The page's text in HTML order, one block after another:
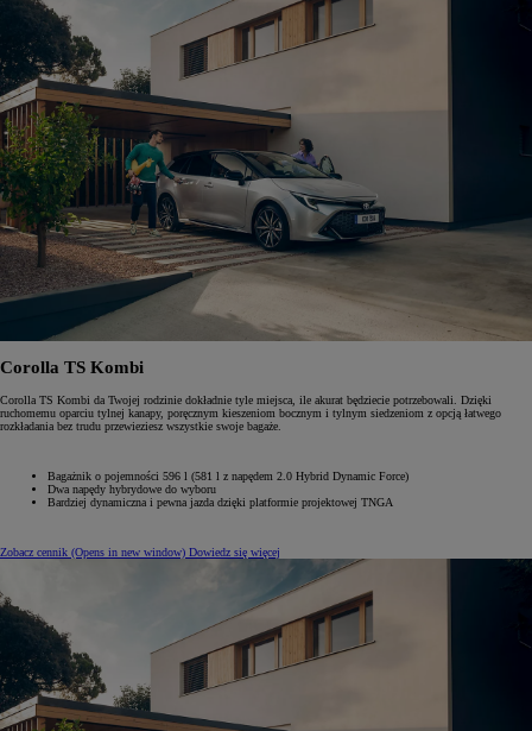
Corolla TS Kombi
Corolla TS Kombi da Twojej rodzinie dokładnie tyle miejsca, ile akurat będziecie potrzebowali. Dzięki
ruchomemu oparciu tylnej kanapy, poręcznym kieszeniom bocznym i tylnym siedzeniom z opcją łatwego
rozkładania bez trudu przewieziesz wszystkie swoje bagaże.
Bagażnik o pojemności 596‎ l (581‎ l z napędem 2.0 Hybrid Dynamic Force)‎
Dwa napędy hybrydowe do wyboru
Bardziej dynamiczna i pewna jazda dzięki platformie projektowej TNGA
Zobacz cennik (Opens in new window) Dowiedz się więcej